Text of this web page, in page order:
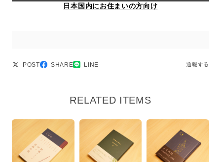
日本国内にお住まいの方向け
POST SHARE LINE 通報する
RELATED ITEMS